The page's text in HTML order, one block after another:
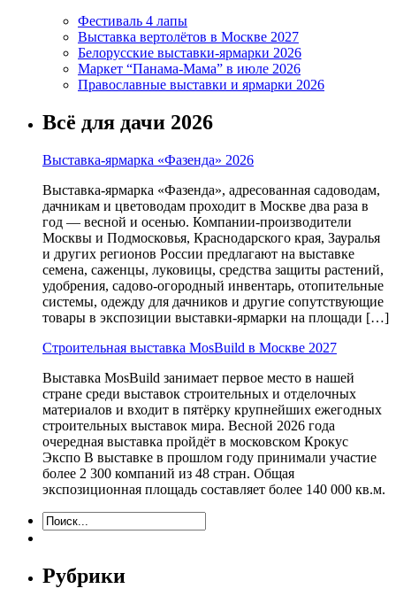
Фестиваль 4 лапы
Выставка вертолётов в Москве 2027
Белорусские выставки-ярмарки 2026
Маркет “Панама-Мама” в июле 2026
Православные выставки и ярмарки 2026
Всё для дачи 2026
Выставка-ярмарка «Фазенда» 2026
Выставка-ярмарка «Фазенда», адресованная садоводам,
дачникам и цветоводам проходит в Москве два раза в
год — весной и осенью. Компании-производители
Москвы и Подмосковья, Краснодарского края, Зауралья
и других регионов России предлагают на выставке
семена, саженцы, луковицы, средства защиты растений,
удобрения, садово-огородный инвентарь, отопительные
системы, одежду для дачников и другие сопутствующие
товары в экспозиции выставки-ярмарки на площади […]
Строительная выставка MosBuild в Москве 2027
Выставка MosBuild занимает первое место в нашей
стране среди выставок строительных и отделочных
материалов и входит в пятёрку крупнейших ежегодных
строительных выставок мира. Весной 2026 года
очередная выставка пройдёт в московском Крокус
Экспо В выставке в прошлом году принимали участие
более 2 300 компаний из 48 стран. Общая
экспозиционная площадь составляет более 140 000 кв.м.
Рубрики